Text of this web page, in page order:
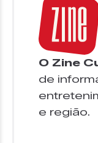
O Zine
de
e região.